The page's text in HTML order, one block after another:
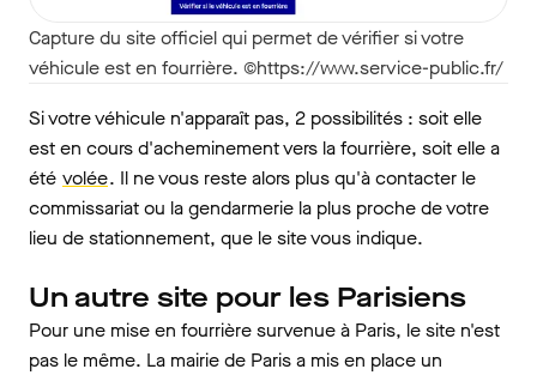
Capture du site officiel qui permet de vérifier si votre
véhicule est en fourrière. ©https://www.service-public.fr/
Si votre véhicule n'apparaît pas, 2 possibilités : soit elle
est en cours d'acheminement vers la fourrière, soit elle a
été volée. Il ne vous reste alors plus qu'à contacter le
commissariat ou la gendarmerie la plus proche de votre
lieu de stationnement, que le site vous indique.
Un autre site pour les Parisiens
Pour une mise en fourrière survenue à Paris, le site n'est
pas le même. La mairie de Paris a mis en place un